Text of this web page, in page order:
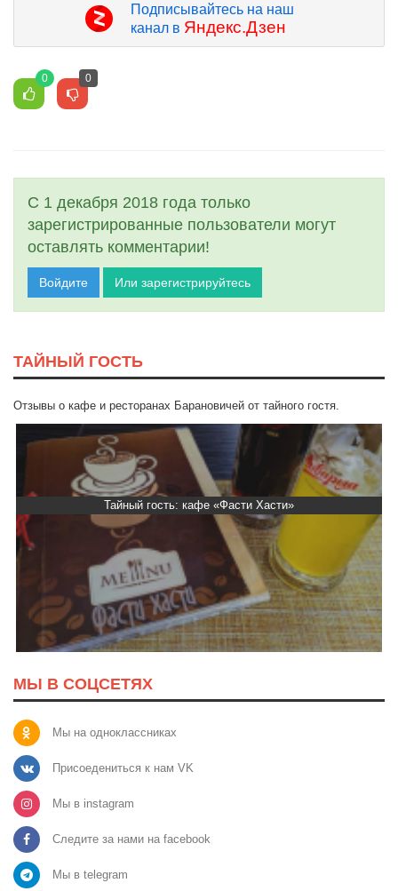
Подписывайтесь на наш
канал в Яндекс.Дзен
0 0
С 1 декабря 2018 года только
зарегистрированные пользователи могут
оставлять комментарии!
Войдите Или зарегистрируйтесь
ТАЙНЫЙ ГОСТЬ
Отзывы о кафе и ресторанах Барановичей от тайного гостя.
Тайный гость: кафе «Фасти Хасти»
МЫ В СОЦСЕТЯХ
Мы на одноклассниках
Присоедениться к нам VK
Мы в instagram
Следите за нами на facebook
Мы в telegram